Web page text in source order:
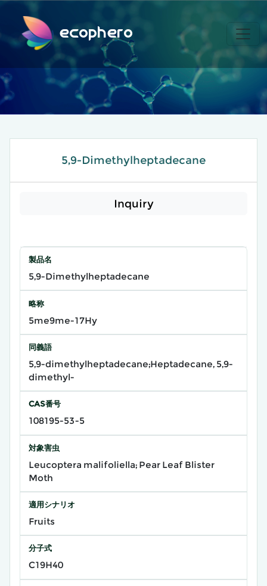
ecophero
5,9-Dimethylheptadecane
Inquiry
製品名
5,9-Dimethylheptadecane
略称
5me9me-17Hy
同義語
5,9-dimethylheptadecane;Heptadecane, 5,9-
dimethyl-
CAS番号
108195-53-5
対象害虫
Leucoptera malifoliella; Pear Leaf Blister
Moth
適用シナリオ
Fruits
分子式
C19H40